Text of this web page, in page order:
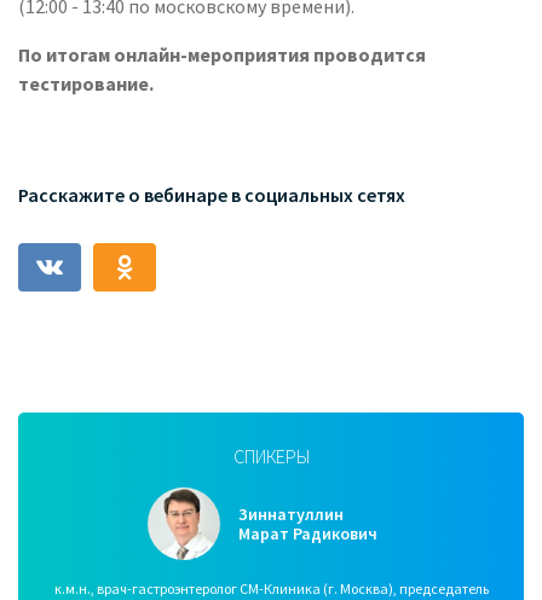
(12:00 - 13:40 по московскому времени).
По итогам онлайн-мероприятия проводится
тестирование.
Расскажите о вебинаре в социальных сетях
СПИКЕРЫ
Зиннатуллин
Марат Радикович
к.м.н., врач-гастроэнтеролог СМ-Клиника (г. Москва), председатель